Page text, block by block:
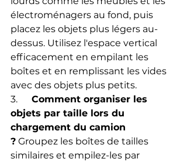
électroménagers au fond, puis
placez les objets plus légers au-
dessus. Utilisez l'espace vertical
efficacement en empilant les
boîtes et en remplissant les vides
avec des objets plus petits.
3. Comment organiser les
objets par taille lors du
chargement du camion
? Groupez les boîtes de tailles
similaires et empilez-les par